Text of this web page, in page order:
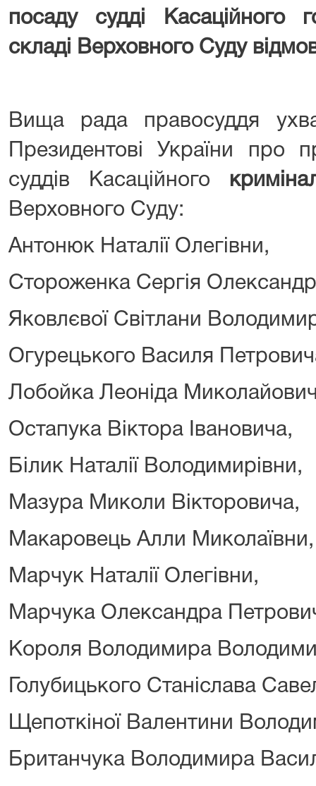
посаду судді Касаційного
складі Верховного Суду
Вища рада правосуддя
Президентові України про
суддів Касаційного
Верховного Суду:
Антонюк Наталії Олегівни,
Стороженка Сергія
Яковлєвої Світлани
Огурецького Василя
Лобойка Леоніда
Остапука Віктора Івановича,
Білик Наталії Володимирівни,
Мазура Миколи Вікторовича,
Макаровець Алли Миколаївни,
Марчук Наталії Олегівни,
Марчука Олександра
Короля Володимира
Голубицького Станіслава
Щепоткіної Валентини
Британчука Володимира